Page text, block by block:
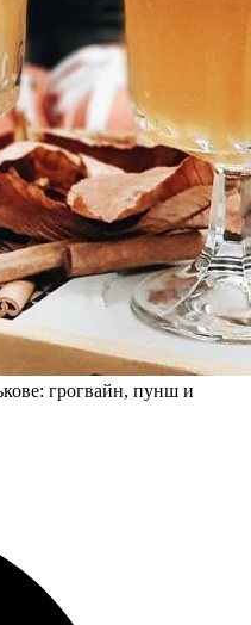
грогвайн, пунш и